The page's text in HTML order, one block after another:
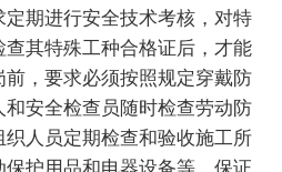
期进行安全技术考核，对特
其特殊工种合格证后，才能
前，要求必须按照规定穿戴防
安全检查员随时检查劳动防
人员定期检查和验收施工所
护用品和电器设备等，保证